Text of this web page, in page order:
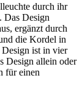
durch ihr
Das Design
ergänzt durch
die Kordel in
Design ist in vier
Design allein oder
für einen